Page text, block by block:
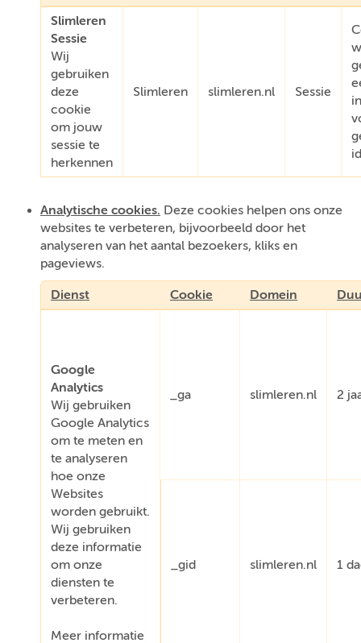
Slimleren
Sessie
Wij
gebruiken
deze
cookie
om jouw
sessie te
herkennen
Slimleren slimleren.nl Sessie
Analytische cookies. Deze cookies helpen ons onze
websites te verbeteren, bijvoorbeeld door het
analyseren van het aantal bezoekers, kliks en
pageviews.
Dienst Cookie Domein
Google
Analytics
Wij gebruiken
Google Analytics
om te meten en
te analyseren
hoe onze
Websites
worden gebruikt.
Wij gebruiken
deze informatie
om onze
diensten te
verbeteren.
Meer informatie
_ga slimleren.nl 2
_gid slimleren.nl 1